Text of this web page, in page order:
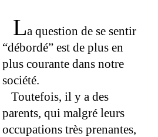
La question de se sentir
“débordé” est de plus en
plus courante dans notre
société.
Toutefois, il y a des
parents, qui malgré leurs
occupations très prenantes,